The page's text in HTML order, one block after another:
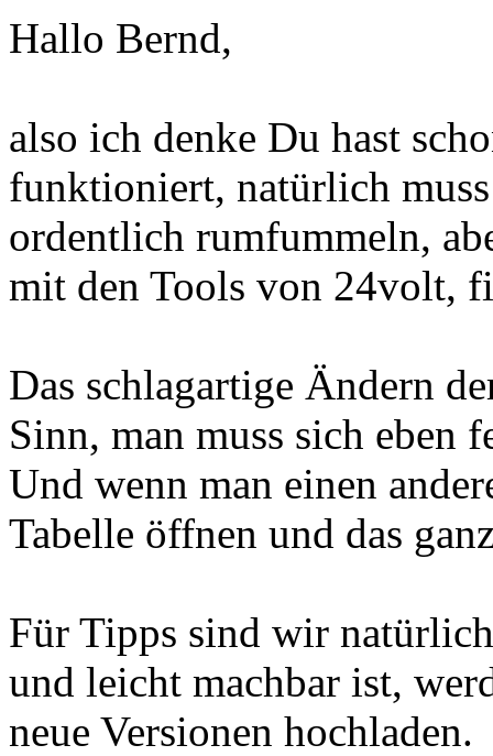
Hallo Bernd,
also ich denke Du hast
funktioniert, natürlich
ordentlich rumfummeln,
mit den Tools von 24volt,
Das schlagartige Ändern
Sinn, man muss sich eben
Und wenn man einen
Tabelle öffnen und das
Für Tipps sind wir
und leicht machbar ist,
neue Versionen hochladen.